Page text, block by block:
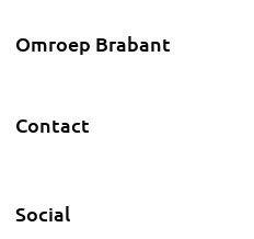
Omroep Brabant
Contact
Social